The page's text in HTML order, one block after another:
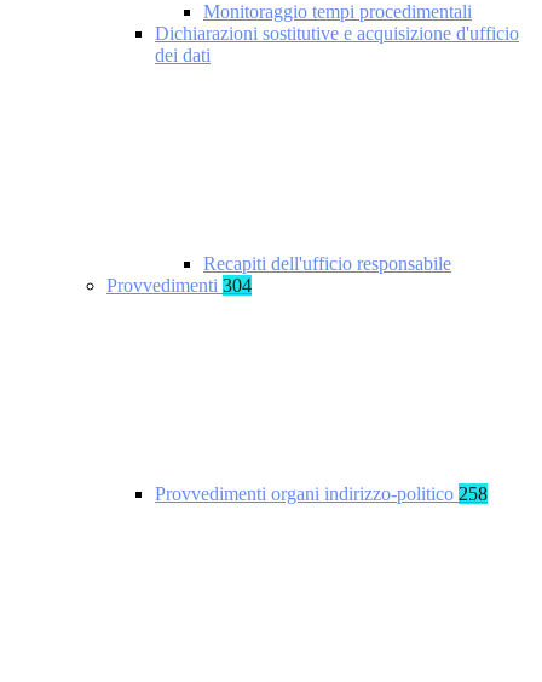
Monitoraggio tempi procedimentali
Dichiarazioni sostitutive e acquisizione d'ufficio
dei dati
Recapiti dell'ufficio responsabile
Provvedimenti 304
Provvedimenti organi indirizzo-politico 258